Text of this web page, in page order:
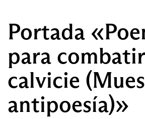
Portada
para
calvicie
antipoesía)»